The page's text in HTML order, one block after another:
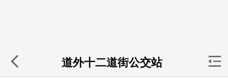
道外十二道街公交站